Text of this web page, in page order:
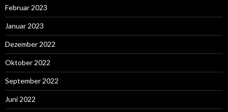
Februar 2023
Januar 2023
Dezember 2022
Oktober 2022
September 2022
Juni 2022